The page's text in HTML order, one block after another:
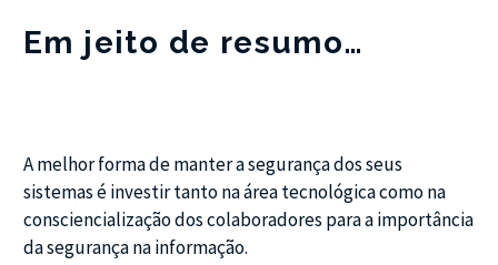
Em jeito de resumo…
A melhor forma de manter a segurança dos seus
sistemas é investir tanto na área tecnológica como na
consciencialização dos colaboradores para a importância
da segurança na informação.